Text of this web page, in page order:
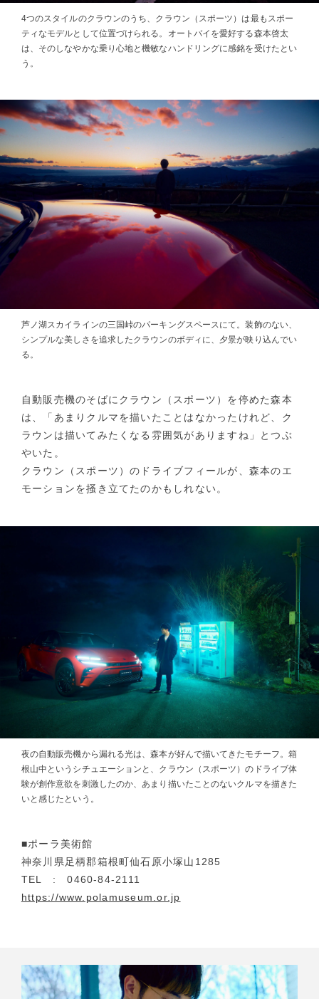
4つのスタイルのクラウンのうち、クラウン（スポーツ）は最もスポー
ティなモデルとして位置づけられる。オートバイを愛好する森本啓太
は、そのしなやかな乗り心地と機敏なハンドリングに感銘を受けたとい
う。
芦ノ湖スカイラインの三国峠のパーキングスペースにて。装飾のない、
シンプルな美しさを追求したクラウンのボディに、夕景が映り込んでい
る。
自動販売機のそばにクラウン（スポーツ）を停めた森本
は、「あまりクルマを描いたことはなかったけれど、ク
ラウンは描いてみたくなる雰囲気がありますね」とつぶ
やいた。
クラウン（スポーツ）のドライブフィールが、森本のエ
モーションを掻き立てたのかもしれない。
夜の自動販売機から漏れる光は、森本が好んで描いてきたモチーフ。箱
根山中というシチュエーションと、クラウン（スポーツ）のドライブ体
験が創作意欲を刺激したのか、あまり描いたことのないクルマを描きた
いと感じたという。
■ポーラ美術館
神奈川県足柄郡箱根町仙石原小塚山1285
TEL : 0460-84-2111
https://www.polamuseum.or.jp